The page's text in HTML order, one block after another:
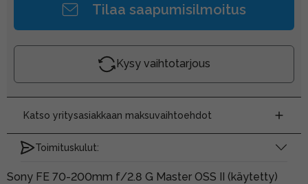
Tilaa saapumisilmoitus
Kysy vaihtotarjous
Katso yritysasiakkaan maksuvaihtoehdot
Toimituskulut:
Sony FE 70-200mm f/2.8 G Master OSS II (käytetty)